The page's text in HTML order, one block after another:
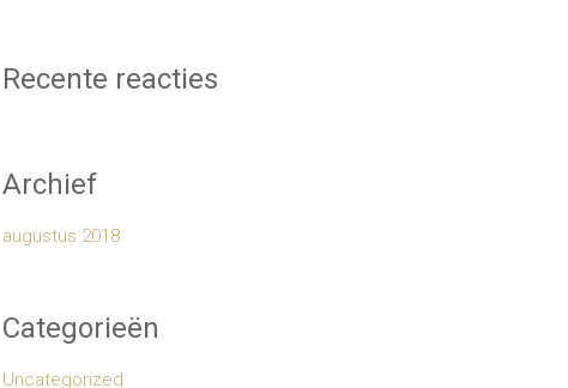
Recente reacties
Archief
augustus 2018
Categorieën
Uncategorized